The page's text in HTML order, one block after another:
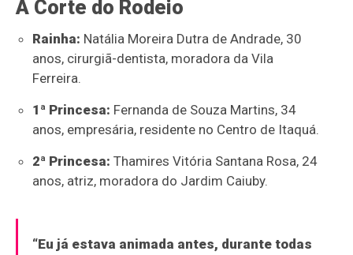
A Corte do Rodeio
Rainha: Natália Moreira Dutra de Andrade, 30
anos, cirurgiã-dentista, moradora da Vila
Ferreira.
1ª Princesa: Fernanda de Souza Martins, 34
anos, empresária, residente no Centro de Itaquá.
2ª Princesa: Thamires Vitória Santana Rosa, 24
anos, atriz, moradora do Jardim Caiuby.
“Eu já estava animada antes, durante todas